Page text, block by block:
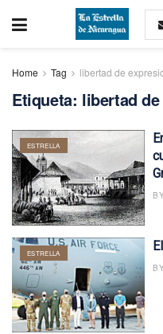
Home Tag libertad de
Etiqueta: libertad
ESTRELLA
ESTRELLA